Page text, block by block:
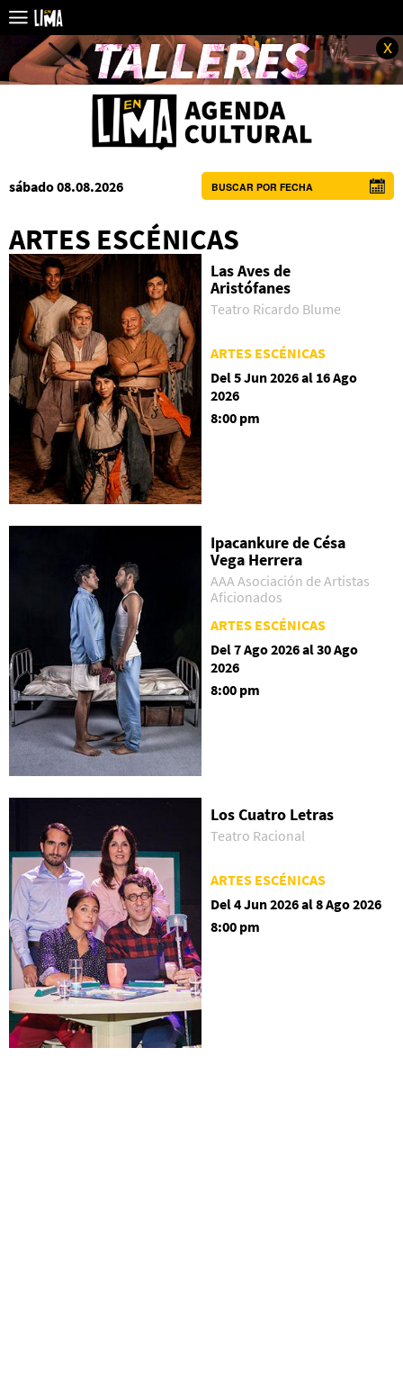
x
sábado 08.08.2026 BUSCAR POR FECHA
ARTES ESCÉNICAS
Las Aves de
Aristófanes
Teatro Ricardo Blume
ARTES ESCÉNICAS
Del 5 Jun 2026 al 16 Ago
2026
8:00 pm
Ipacankure de Césa
Vega Herrera
AAA Asociación de Artistas
Aficionados
ARTES ESCÉNICAS
Del 7 Ago 2026 al 30 Ago
2026
8:00 pm
Los Cuatro Letras
Teatro Racional
ARTES ESCÉNICAS
Del 4 Jun 2026 al 8 Ago 2026
8:00 pm